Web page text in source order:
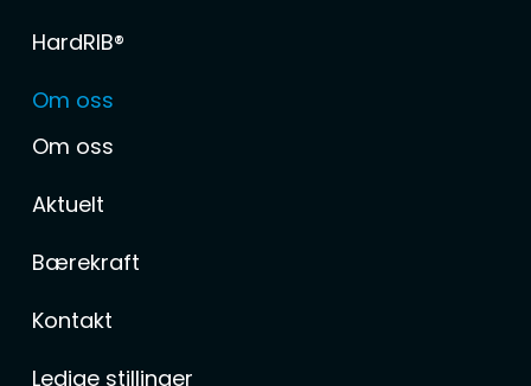
HardRIB®
Om oss
Om oss
Aktuelt
Bærekraft
Kontakt
Ledige stillinger